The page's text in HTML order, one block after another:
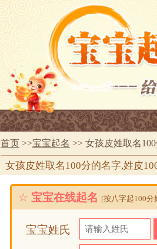
首页 >>宝宝起名 >> 女孩皮姓取名
女孩皮姓取名100分的名字,姓皮
☆ 宝宝在线起名 [按八字起100分
宝宝姓氏